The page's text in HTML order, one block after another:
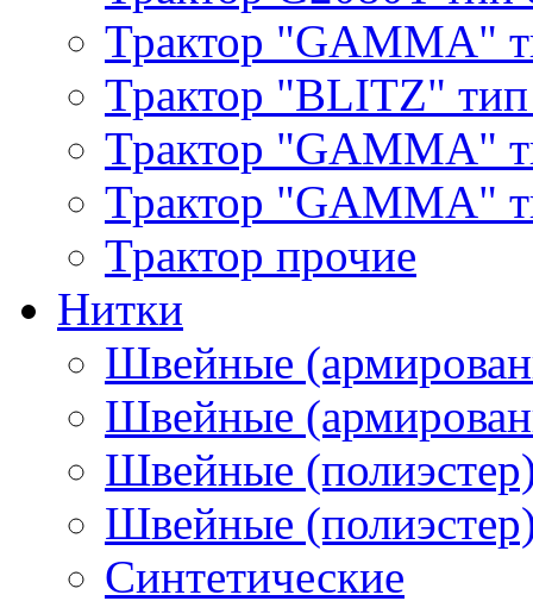
Трактор "GAMMA"
Трактор "BLITZ"
Трактор "GAMMA"
Трактор "GAMMA"
Трактор прочие
Нитки
Швейные
Швейные
Швейные
Швейные
Синтетические